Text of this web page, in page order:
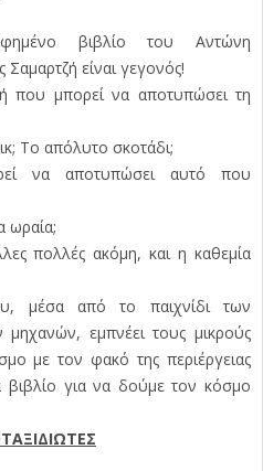
βιβλίο του Αντώνη
είναι γεγονός!
που μπορεί να αποτυπώσει τη
Το απόλυτο σκοτάδι;
να αποτυπώσει αυτό που
ωραία;
πολλές ακόμη, και η καθεμία
μέσα από το παιχνίδι των
εμπνέει τους μικρούς
με τον φακό της περιέργειας
βιβλίο για να δούμε τον κόσμο